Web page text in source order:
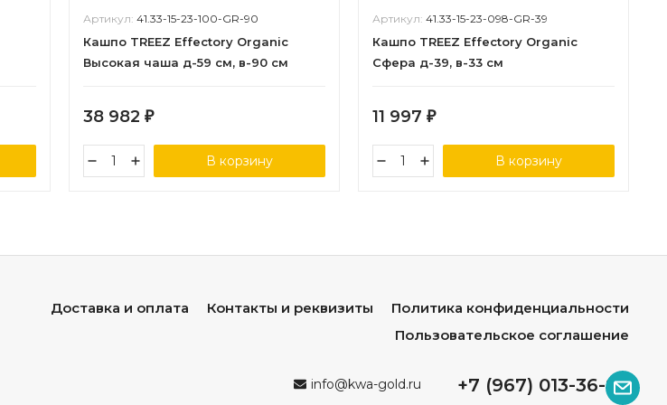
Артикул: 41.33-15-23-100-GR-90
Кашпо TREEZ Effectory Organic
Высокая чаша д-59 см, в-90 см
38 982 ₽
В корзину
Артикул: 41.33-15-23-098-GR-39
Кашпо TREEZ Effectory Organic
Сфера д-39, в-33 см
11 997 ₽
В корзину
Доставка и оплата Контакты и реквизиты
Политика конфиденциальности
Пользовательское соглашение
info@kwa-gold.ru +7 (967) 013-36-96